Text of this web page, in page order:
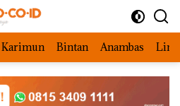
Karimun Bintan Anambas